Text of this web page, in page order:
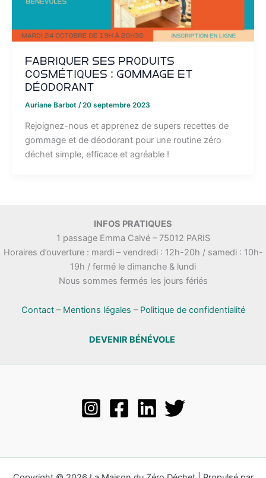
Fabriquer ses produits
cosmétiques : gommage et
déodorant
Auriane Barbot /20 septembre 2023
Rejoignez-nous et apprenez de supers recettes de
gommage et de déodorant pour une routine zéro
déchet simple, efficace et agréable !
INFOS PRATIQUES
1 passage Emma Calvé – 75012 PARIS
Horaires d’ouverture : mardi – vendredi : 12h-20h / samedi : 10h-
19h / fermé le dimanche & lundi
Nous sommes fermés les jours fériés
Contact– Mentions légales – Politique de confidentialité
DEVENIR BÉNÉVOLE